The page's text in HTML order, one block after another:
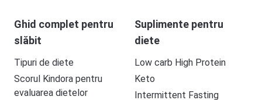
Ghid complet pentru
slăbit
Tipuri de diete
Scorul Kindora pentru
evaluarea dietelor
Suplimente pentru
diete
Low carb High Protein
Keto
Intermittent Fasting